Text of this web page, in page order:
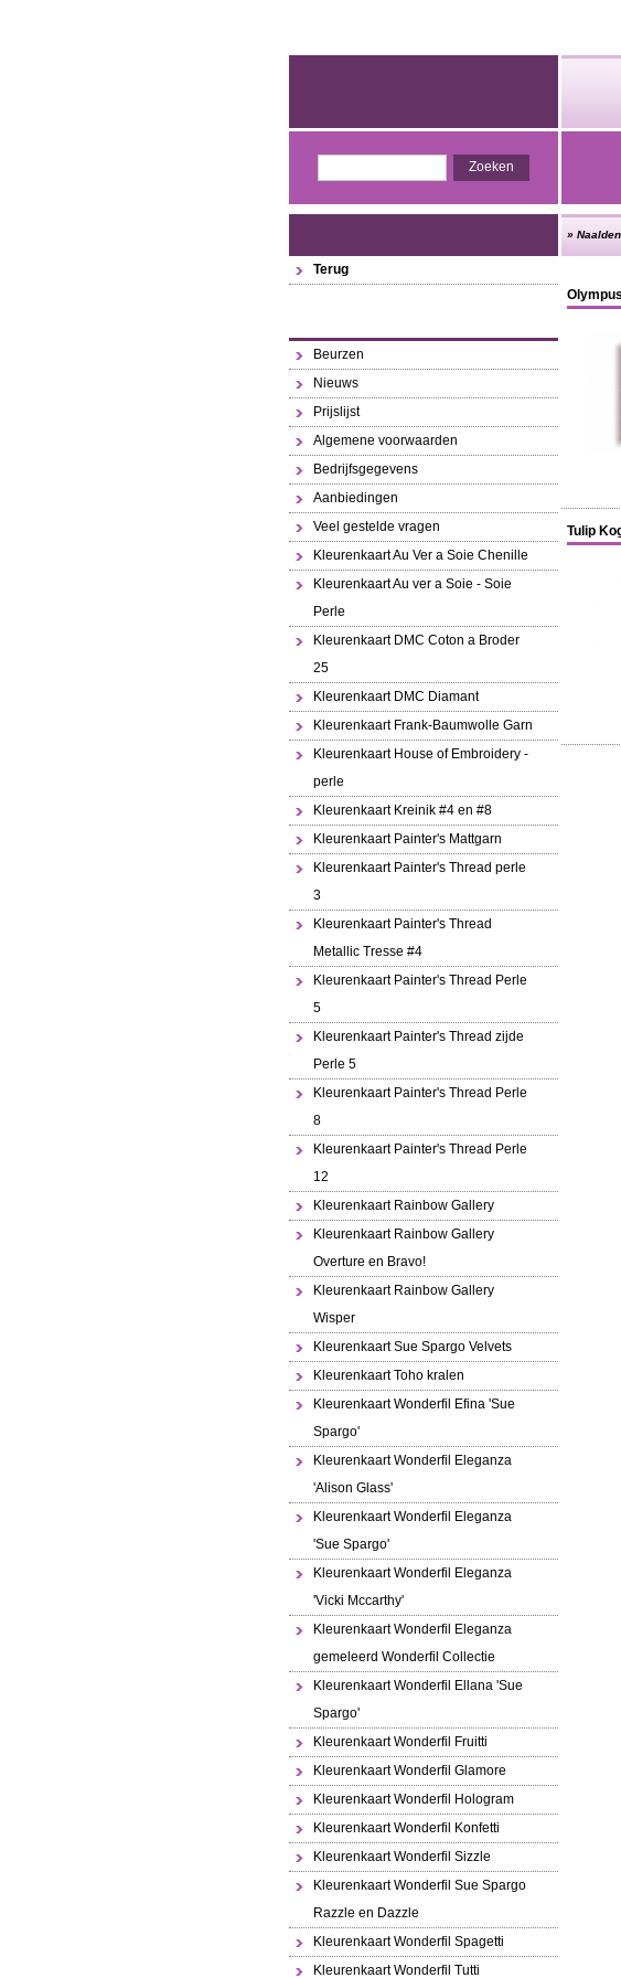
Terug
Beurzen
Nieuws
Prijslijst
Algemene voorwaarden
Bedrijfsgegevens
Aanbiedingen
Veel gestelde vragen
Kleurenkaart Au Ver a Soie Chenille
Kleurenkaart Au ver a Soie - Soie
Perle
Kleurenkaart DMC Coton a Broder
25
Kleurenkaart DMC Diamant
Kleurenkaart Frank-Baumwolle Garn
Kleurenkaart House of Embroidery -
perle
Kleurenkaart Kreinik #4 en #8
Kleurenkaart Painter's Mattgarn
Kleurenkaart Painter's Thread perle
3
Kleurenkaart Painter's Thread
Metallic Tresse #4
Kleurenkaart Painter's Thread Perle
5
Kleurenkaart Painter's Thread zijde
Perle 5
Kleurenkaart Painter's Thread Perle
8
Kleurenkaart Painter's Thread Perle
12
Kleurenkaart Rainbow Gallery
Kleurenkaart Rainbow Gallery
Overture en Bravo!
Kleurenkaart Rainbow Gallery
Wisper
Kleurenkaart Sue Spargo Velvets
Kleurenkaart Toho kralen
Kleurenkaart Wonderfil Efina 'Sue
Spargo'
Kleurenkaart Wonderfil Eleganza
'Alison Glass'
Kleurenkaart Wonderfil Eleganza
'Sue Spargo'
Kleurenkaart Wonderfil Eleganza
'Vicki Mccarthy'
Kleurenkaart Wonderfil Eleganza
gemeleerd Wonderfil Collectie
Kleurenkaart Wonderfil Ellana 'Sue
Spargo'
Kleurenkaart Wonderfil Fruitti
Kleurenkaart Wonderfil Glamore
Kleurenkaart Wonderfil Hologram
Kleurenkaart Wonderfil Konfetti
Kleurenkaart Wonderfil Sizzle
Kleurenkaart Wonderfil Sue Spargo
Razzle en Dazzle
Kleurenkaart Wonderfil Spagetti
Kleurenkaart Wonderfil Tutti
» Naalden
Tulip